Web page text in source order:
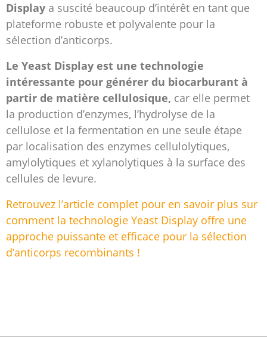
Display a suscité beaucoup d’intérêt en tant que
plateforme robuste et polyvalente pour la
sélection d’anticorps.
Le Yeast Display est une technologie
intéressante pour générer du biocarburant à
partir de matière cellulosique, car elle permet
la production d’enzymes, l’hydrolyse de la
cellulose et la fermentation en une seule étape
par localisation des enzymes cellulolytiques,
amylolytiques et xylanolytiques à la surface des
cellules de levure.
Retrouvez l’article complet pour en savoir plus sur
comment la technologie Yeast Display offre une
approche puissante et efficace pour la sélection
d’anticorps recombinants !